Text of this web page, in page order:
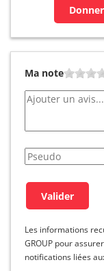
Ma note
Les informations
GROUP pour
notifications liées